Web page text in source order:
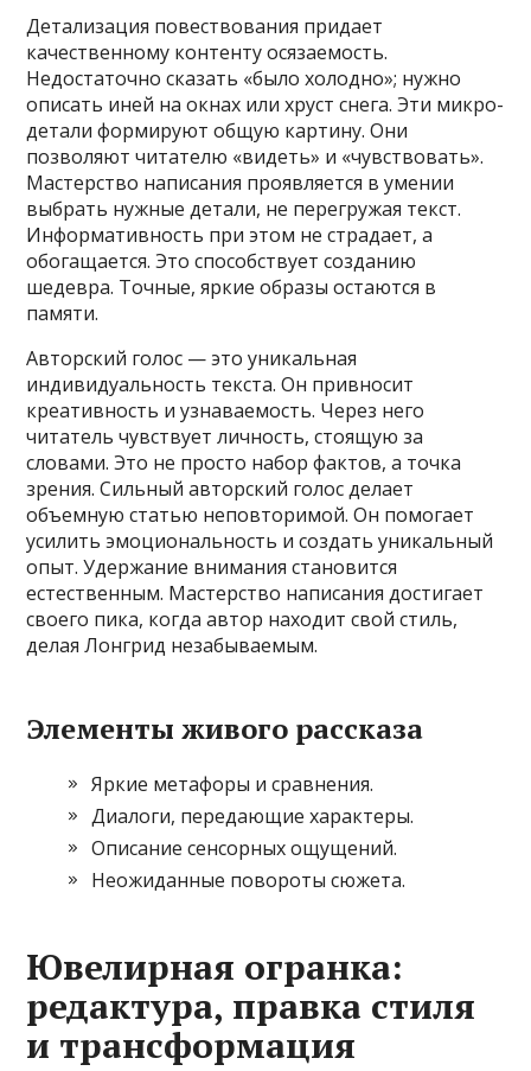
Детализация повествования придает
качественному контенту осязаемость.
Недостаточно сказать «было холодно»; нужно
описать иней на окнах или хруст снега. Эти микро-
детали формируют общую картину. Они
позволяют читателю «видеть» и «чувствовать».
Мастерство написания проявляется в умении
выбрать нужные детали, не перегружая текст.
Информативность при этом не страдает, а
обогащается. Это способствует созданию
шедевра. Точные, яркие образы остаются в
памяти.
Авторский голос — это уникальная
индивидуальность текста. Он привносит
креативность и узнаваемость. Через него
читатель чувствует личность, стоящую за
словами. Это не просто набор фактов, а точка
зрения. Сильный авторский голос делает
объемную статью неповторимой. Он помогает
усилить эмоциональность и создать уникальный
опыт. Удержание внимания становится
естественным. Мастерство написания достигает
своего пика, когда автор находит свой стиль,
делая Лонгрид незабываемым.
Элементы живого рассказа
Яркие метафоры и сравнения.
Диалоги, передающие характеры.
Описание сенсорных ощущений.
Неожиданные повороты сюжета.
Ювелирная огранка:
редактура, правка стиля
и трансформация